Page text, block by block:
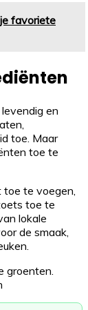
favoriete
en
toe. Maar
toe te
te voegen,
toe te
lokale
de smaak,